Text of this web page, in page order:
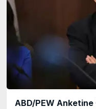
ABD/PEW